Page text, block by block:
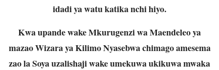
idadi ya watu katika nchi hiyo.
Kwa upande wake Mkurugenzi wa Maendeleo ya
mazao Wizara ya Kilimo Nyasebwa chimago amesema
zao la Soya uzalishaji wake umekuwa ukikuwa mwaka